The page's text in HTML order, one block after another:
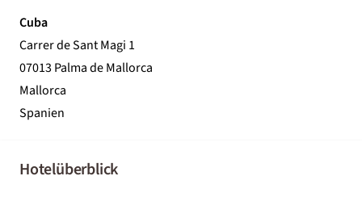
Cuba
Carrer de Sant Magi 1
07013 Palma de Mallorca
Mallorca
Spanien
Hotelüberblick